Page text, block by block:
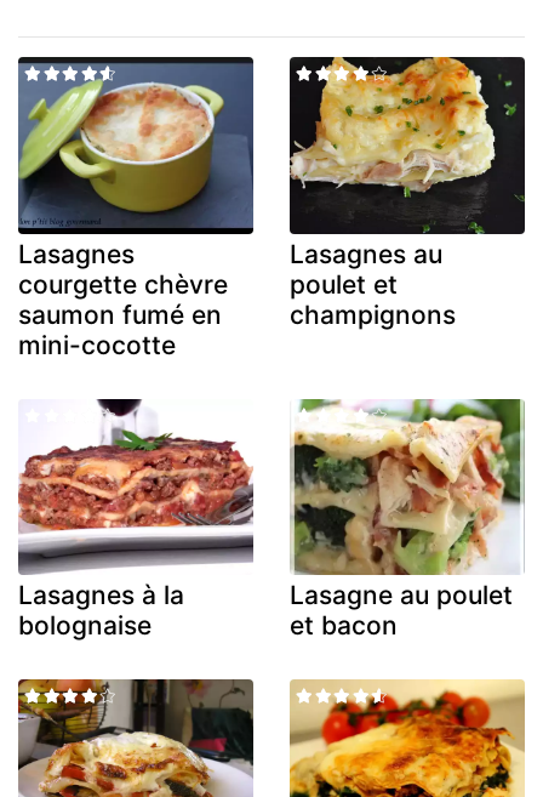
Lasagnes
courgette chèvre
saumon fumé en
mini-cocotte
Lasagnes au
poulet et
champignons
Lasagnes à la
bolognaise
Lasagne au poulet
et bacon